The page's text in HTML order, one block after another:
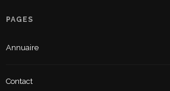
PAGES
Annuaire
Contact